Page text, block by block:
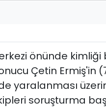
önünde kimliği
Çetin Ermiş'in
yaralanması
soruşturma